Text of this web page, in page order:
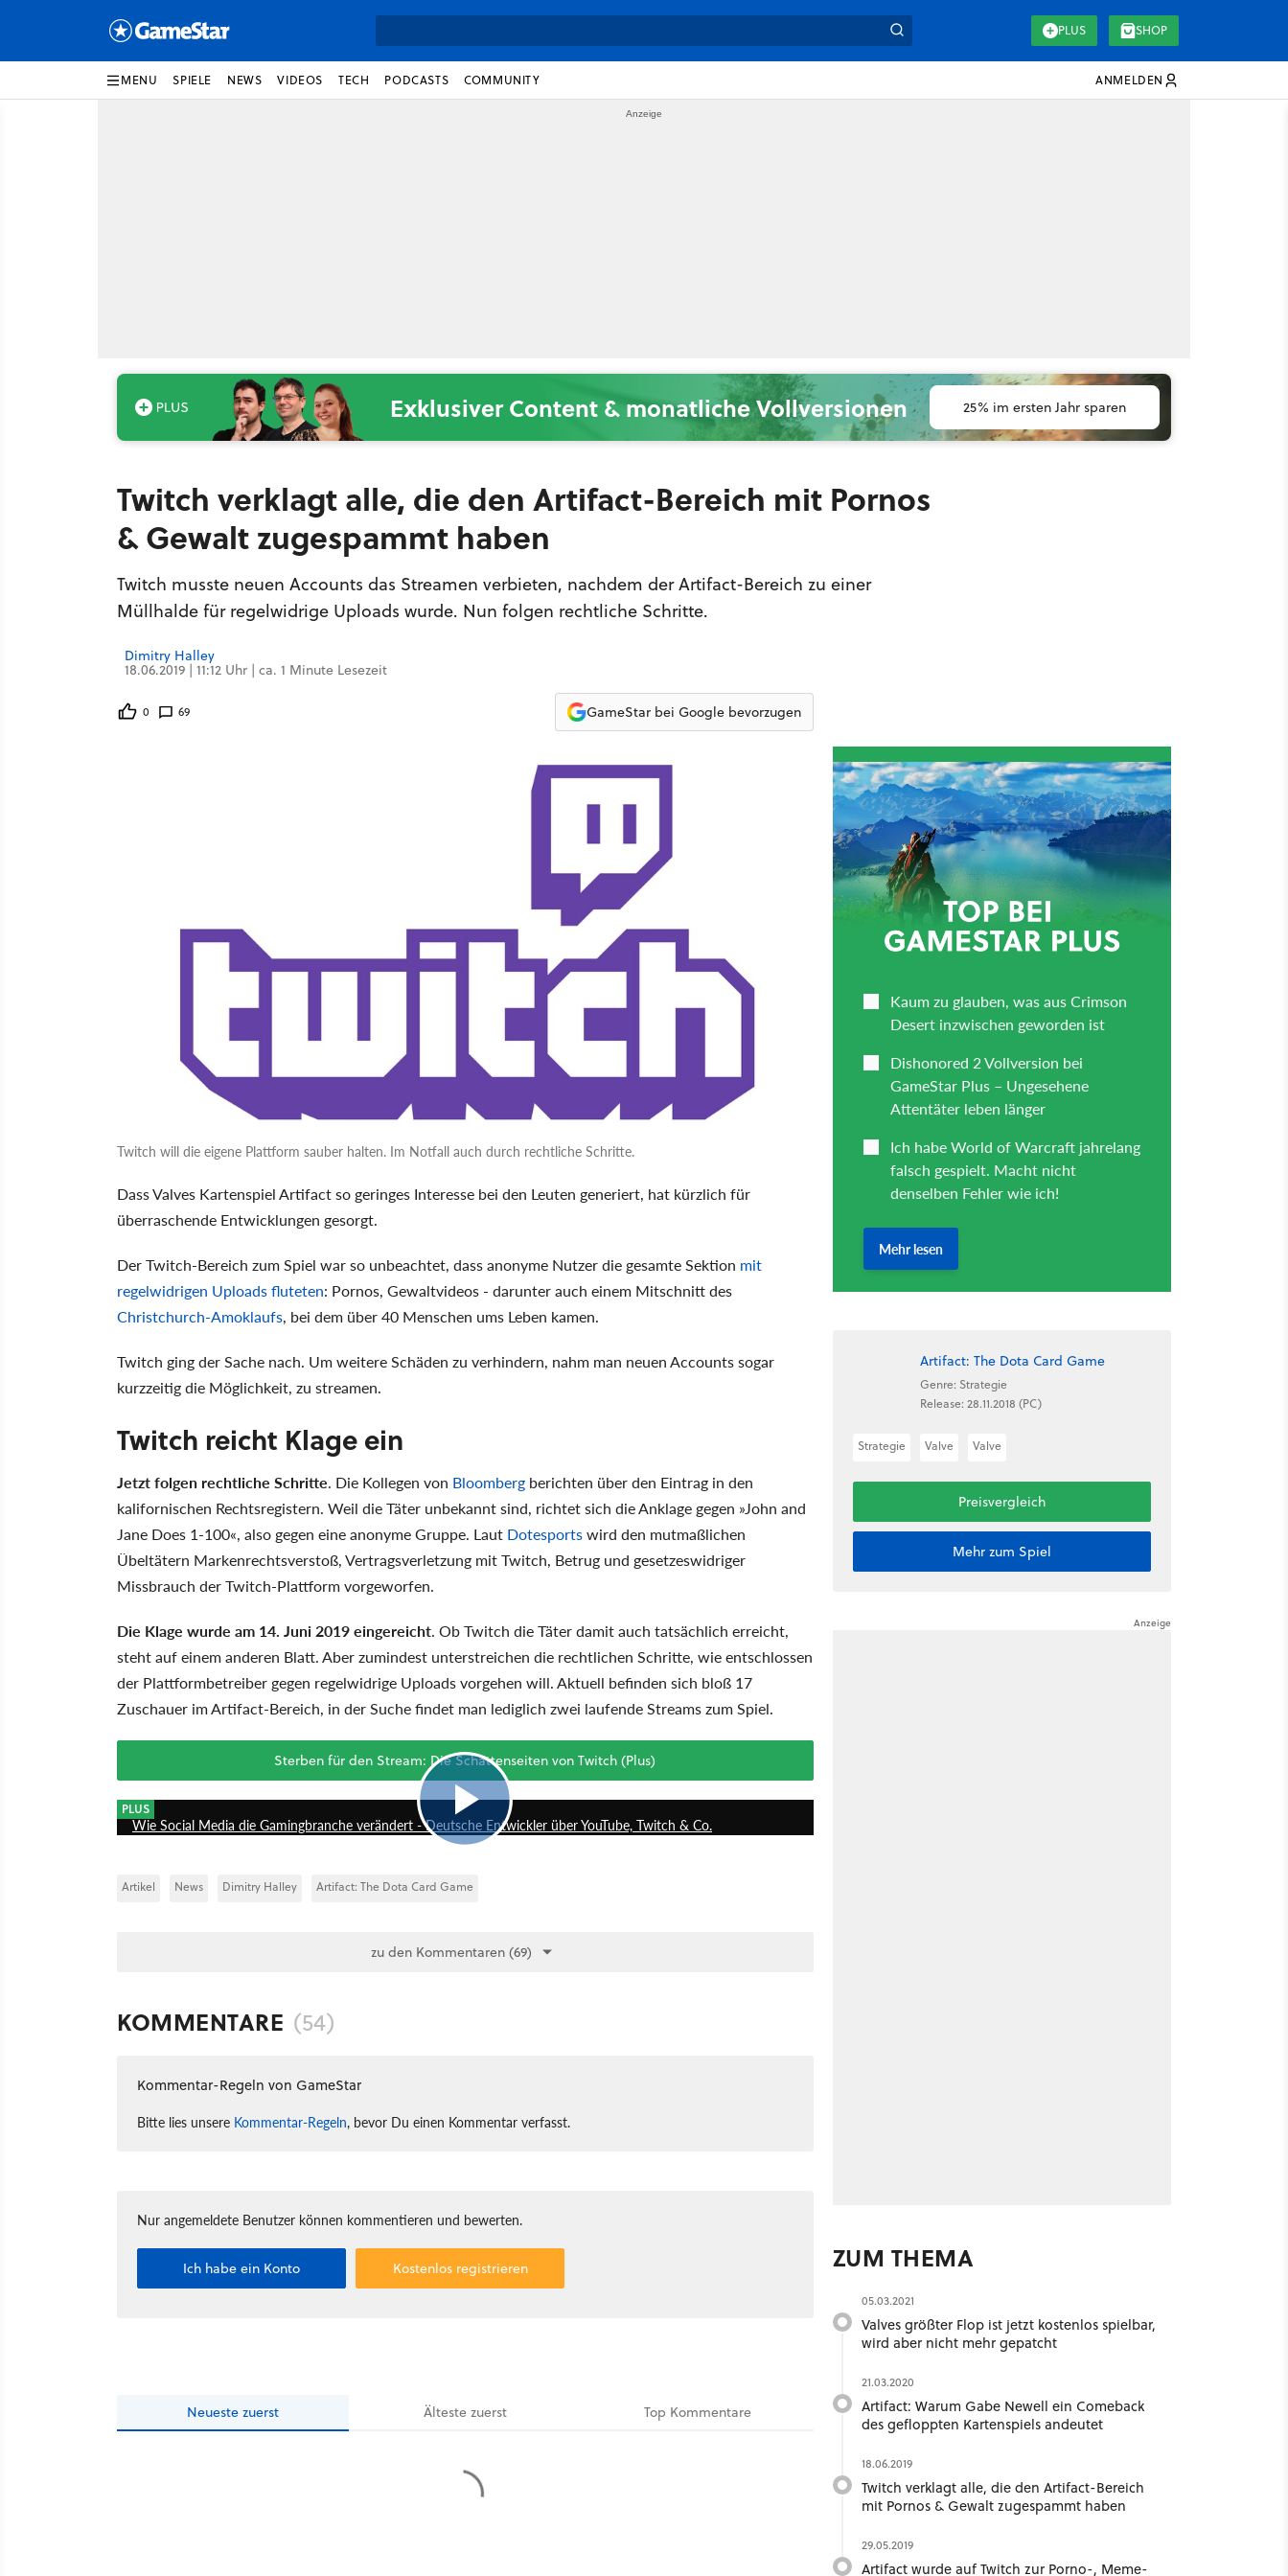
PLUS SHOP
MENU SPIELE NEWS VIDEOS TECH PODCASTS COMMUNITY ANMELDEN
Exklusiver Content & monatliche Vollversionen 25% im ersten Jahr sparen
Twitch verklagt alle, die den Artifact-Bereich mit Pornos
& Gewalt zugespammt haben
Twitch musste neuen Accounts das Streamen verbieten, nachdem der Artifact-Bereich zu einer
Müllhalde für regelwidrige Uploads wurde. Nun folgen rechtliche Schritte.
Dimitry Halley
18.06.2019 | 11:12 Uhr | ca. 1 Minute Lesezeit
0 69 GameStar bei Google bevorzugen
Twitch will die eigene Plattform sauber halten. Im Notfall auch durch rechtliche Schritte.
Dass Valves Kartenspiel Artifact so geringes Interesse bei den Leuten generiert, hat kürzlich für
überraschende Entwicklungen gesorgt.
Der Twitch-Bereich zum Spiel war so unbeachtet, dass anonyme Nutzer die gesamte Sektion mit
regelwidrigen Uploads fluteten: Pornos, Gewaltvideos - darunter auch einem Mitschnitt des
Christchurch-Amoklaufs, bei dem über 40 Menschen ums Leben kamen.
Twitch ging der Sache nach. Um weitere Schäden zu verhindern, nahm man neuen Accounts sogar
kurzzeitig die Möglichkeit, zu streamen.
Twitch reicht Klage ein
Jetzt folgen rechtliche Schritte. Die Kollegen von Bloomberg berichten über den Eintrag in den
kalifornischen Rechtsregistern. Weil die Täter unbekannt sind, richtet sich die Anklage gegen »John and
Jane Does 1-100«, also gegen eine anonyme Gruppe. Laut Dotesportswird den mutmaßlichen
Übeltätern Markenrechtsverstoß, Vertragsverletzung mit Twitch, Betrug und gesetzeswidriger
Missbrauch der Twitch-Plattform vorgeworfen.
Die Klage wurde am 14. Juni 2019 eingereicht. Ob Twitch die Täter damit auch tatsächlich erreicht,
steht auf einem anderen Blatt. Aber zumindest unterstreichen die rechtlichen Schritte, wie entschlossen
der Plattformbetreiber gegen regelwidrige Uploads vorgehen will. Aktuell befinden sich bloß 17
Zuschauer im Artifact-Bereich, in der Suche findet man lediglich zwei laufende Streams zum Spiel.
Sterben für den Stream: Die Schattenseiten von Twitch (Plus)
PLUS
22:06
Wie Social Media die Gamingbranche verändert - Deutsche Entwickler über YouTube, Twitch & Co.
Artikel News Dimitry Halley Artifact: The Dota Card Game
zu den Kommentaren (69)
KOMMENTARE (54)
Kommentar-Regeln von GameStar
Bitte lies unsere Kommentar-Regeln, bevor Du einen Kommentar verfasst.
Nur angemeldete Benutzer können kommentieren und bewerten.
Ich habe ein Konto Kostenlos registrieren
Neueste zuerst Ältestezuerst Top Kommentare
Artifact: The Dota Card Game
Genre: Strategie
Release: 28.11.2018 (PC)
Strategie Valve Valve
Preisvergleich
Mehr zum Spiel
ZUM THEMA
05.03.2021
Valves größter Flop ist jetzt kostenlos spielbar,
wird aber nicht mehr gepatcht
21.03.2020
Artifact: Warum Gabe Newell ein Comeback
des gefloppten Kartenspiels andeutet
18.06.2019
Twitch verklagt alle, die den Artifact-Bereich
mit Pornos & Gewalt zugespammt haben
29.05.2019
Artifact wurde auf Twitch zur Porno-, Meme-